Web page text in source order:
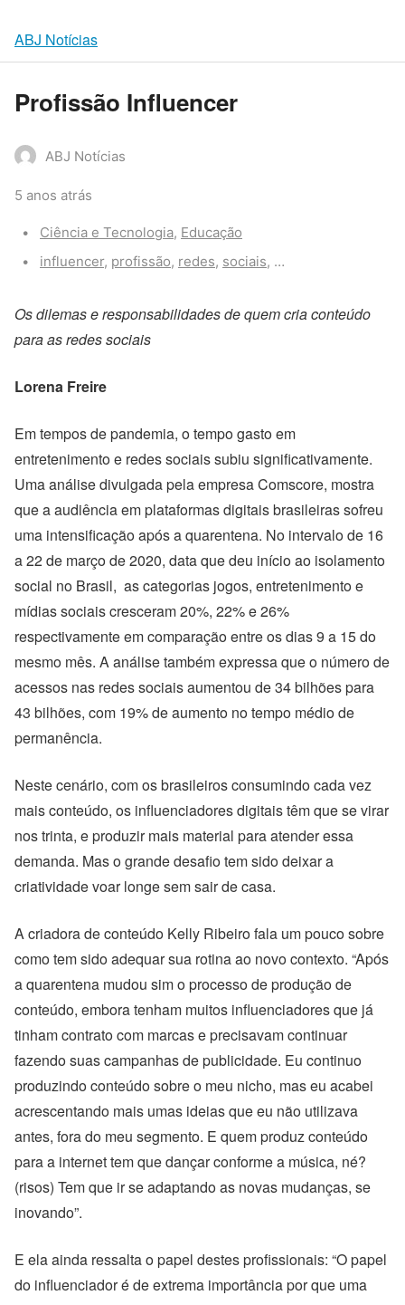
ABJ Notícias
Profissão Influencer
ABJ Notícias
5 anos atrás
Categories:
Ciência e Tecnologia, Educação
Tags:
influencer, profissão, redes, sociais, tendência
Os dilemas e responsabilidades de quem cria conteúdo
para as redes sociais
Lorena Freire
Em tempos de pandemia, o tempo gasto em
entretenimento e redes sociais subiu significativamente.
Uma análise divulgada pela empresa Comscore, mostra
que a audiência em plataformas digitais brasileiras sofreu
uma intensificação após a quarentena. No intervalo de 16
a 22 de março de 2020, data que deu início ao isolamento
social no Brasil, as categorias jogos, entretenimento e
mídias sociais cresceram 20%, 22% e 26%
respectivamente em comparação entre os dias 9 a 15 do
mesmo mês. A análise também expressa que o número de
acessos nas redes sociais aumentou de 34 bilhões para
43 bilhões, com 19% de aumento no tempo médio de
permanência.
Neste cenário, com os brasileiros consumindo cada vez
mais conteúdo, os influenciadores digitais têm que se virar
nos trinta, e produzir mais material para atender essa
demanda. Mas o grande desafio tem sido deixar a
criatividade voar longe sem sair de casa.
A criadora de conteúdo Kelly Ribeiro fala um pouco sobre
como tem sido adequar sua rotina ao novo contexto. “Após
a quarentena mudou sim o processo de produção de
conteúdo, embora tenham muitos influenciadores que já
tinham contrato com marcas e precisavam continuar
fazendo suas campanhas de publicidade. Eu continuo
produzindo conteúdo sobre o meu nicho, mas eu acabei
acrescentando mais umas ideias que eu não utilizava
antes, fora do meu segmento. E quem produz conteúdo
para a internet tem que dançar conforme a música, né?
(risos) Tem que ir se adaptando as novas mudanças, se
inovando”.
E ela ainda ressalta o papel destes profissionais: “O papel
do influenciador é de extrema importância por que uma